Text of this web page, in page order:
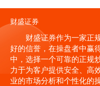
财盛证券
财盛证券作为一家正
好的信誉，在操盘者中赢
中，选择一个可靠的正规
力于为客户提供安全、高
业的市场分析和个性化的